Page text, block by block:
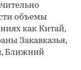
объемы
как Китай,
Закавказья,
Ближний